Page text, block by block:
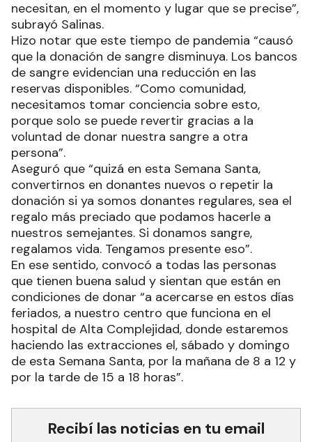
necesitan, en el momento y lugar que se precise”,
subrayó Salinas.
Hizo notar que este tiempo de pandemia “causó
que la donación de sangre disminuya. Los bancos
de sangre evidencian una reducción en las
reservas disponibles. “Como comunidad,
necesitamos tomar conciencia sobre esto,
porque solo se puede revertir gracias a la
voluntad de donar nuestra sangre a otra
persona”.
Aseguró que “quizá en esta Semana Santa,
convertirnos en donantes nuevos o repetir la
donación si ya somos donantes regulares, sea el
regalo más preciado que podamos hacerle a
nuestros semejantes. Si donamos sangre,
regalamos vida. Tengamos presente eso”.
En ese sentido, convocó a todas las personas
que tienen buena salud y sientan que están en
condiciones de donar “a acercarse en estos días
feriados, a nuestro centro que funciona en el
hospital de Alta Complejidad, donde estaremos
haciendo las extracciones el, sábado y domingo
de esta Semana Santa, por la mañana de 8 a 12 y
por la tarde de 15 a 18 horas”.
Recibí las noticias en tu email